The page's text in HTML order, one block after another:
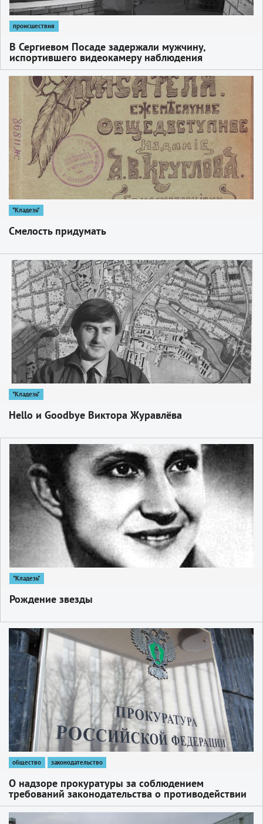
происшествия
В Сергиевом Посаде задержали мужчину,
испортившего видеокамеру наблюдения
"Кладезь"
Смелость придумать
1
"Кладезь"
Hello и Goodbye Виктора Журавлёва
"Кладезь"
Рождение звезды
1
общество законодательство
О надзоре прокуратуры за соблюдением
требований законодательства о противодействии
терроризму
1